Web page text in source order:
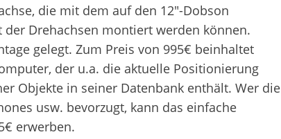
die mit dem auf den 12″-Dobson
Drehachsen montiert werden können.
gelegt. Zum Preis von 995€ beinhaltet
der u.a. die aktuelle Positionierung
Objekte in seiner Datenbank enthält. Wer die
usw. bevorzugt, kann das einfache
erwerben.